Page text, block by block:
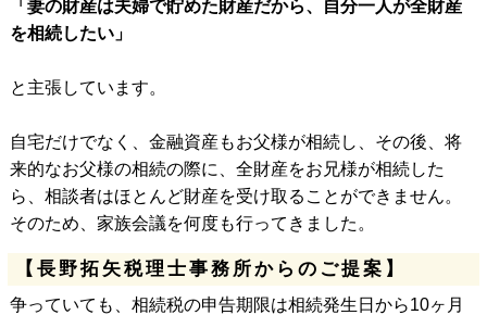
「妻の財産は夫婦で貯めた財産だから、自分一人が全財産
を相続したい」
と主張しています。
自宅だけでなく、金融資産もお父様が相続し、その後、将
来的なお父様の相続の際に、全財産をお兄様が相続した
ら、相談者はほとんど財産を受け取ることができません。
そのため、家族会議を何度も行ってきました。
【長野拓矢税理士事務所からのご提案】
争っていても、相続税の申告期限は相続発生日から10ヶ月